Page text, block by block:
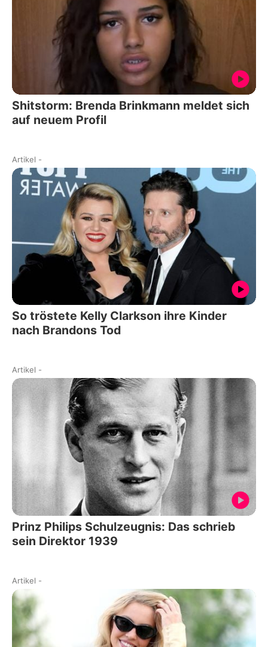
Shitstorm: Brenda Brinkmann meldet sich
auf neuem Profil
Artikel -
So tröstete Kelly Clarkson ihre Kinder
nach Brandons Tod
Artikel -
Prinz Philips Schulzeugnis: Das schrieb
sein Direktor 1939
Artikel -